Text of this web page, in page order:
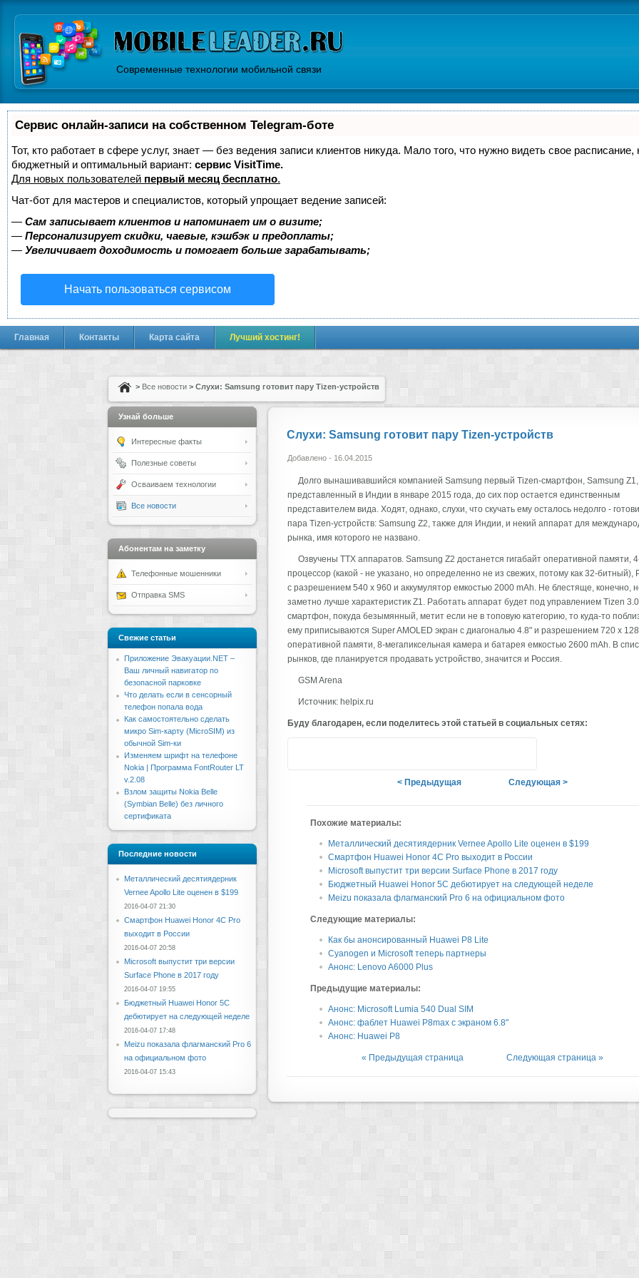
Современные технологии мобильной связи
Сервис онлайн-записи на собственном Telegram-боте
Тот, кто работает в сфере услуг, знает — без ведения записи клиентов никуда. Мало того, что нужно видеть свое
бюджетный и оптимальный вариант: сервис VisitTime.
Для новых пользователей первый месяц бесплатно.
Чат-бот для мастеров и специалистов, который упрощает ведение записей:
— Сам записывает клиентов и напоминает им о визите;
— Персонализирует скидки, чаевые, кэшбэк и предоплаты;
— Увеличивает доходимость и помогает больше зарабатывать;
Начать пользоваться сервисом
Главная Контакты Карта сайта Лучший хостинг!
> Все новости > Слухи: Samsung готовит пару Tizen-устройств
Слухи: Samsung готовит пару Tizen-устройств
Добавлено - 16.04.2015
Долго вынашивавшийся компанией Samsung первый Tizen-смартфон, Samsung Z1,
представленный в Индии в январе 2015 года, до сих пор остается единственным
представителем вида. Ходят, однако, слухи, что скучать ему осталось недолго -
пара Tizen-устройств: Samsung Z2, также для Индии, и некий аппарат для
рынка, имя которого не названо.
Озвучены ТТХ аппаратов. Samsung Z2 достанется гигабайт оперативной памяти,
процессор (какой - не указано, но определенно не из свежих, потому как 32-битный),
с разрешением 540 x 960 и аккумулятор емкостью 2000 mAh. Не блестяще, конечно,
заметно лучше характеристик Z1. Работать аппарат будет под управлением Tizen
смартфон, покуда безымянный, метит если не в топовую категорию, то куда-то
ему приписываются Super AMOLED экран с диагональю 4.8" и разрешением 720 х
оперативной памяти, 8-мегапиксельная камера и батарея емкостью 2600 mAh. В
рынков, где планируется продавать устройство, значится и Россия.
GSM Arena
Источник: helpix.ru
Буду благодарен, если поделитесь этой статьей в социальных сетях:
< Предыдущая Следующая >
Похожие материалы:
Металлический десятиядерник Vernee Apollo Lite оценен в $199
Смартфон Huawei Honor 4C Pro выходит в России
Microsoft выпустит три версии Surface Phone в 2017 году
Бюджетный Huawei Honor 5C дебютирует на следующей неделе
Meizu показала флагманский Pro 6 на официальном фото
Следующие материалы:
Как бы анонсированный Huawei P8 Lite
Cyanogen и Microsoft теперь партнеры
Анонс: Lenovo A6000 Plus
Предыдущие материалы:
Анонс: Microsoft Lumia 540 Dual SIM
Анонс: фаблет Huawei P8max с экраном 6.8"
Анонс: Huawei P8
« Предыдущая страница Следующая страница »
Узнай больше
Интересные факты
Полезные советы
Осваиваем технологии
Все новости
Абонентам на заметку
Телефонные мошенники
Отправка SMS
Свежие статьи
Приложение Эвакуации.NET –
Ваш личный навигатор по
безопасной парковке
Что делать если в сенсорный
телефон попала вода
Как самостоятельно сделать
микро Sim-карту (MicroSIM) из
обычной Sim-ки
Изменяем шрифт на телефоне
Nokia | Программа FontRouter LT
v.2.08
Взлом защиты Nokia Belle
(Symbian Belle) без личного
сертификата
Последние новости
Металлический десятиядерник
Vernee Apollo Lite оценен в $199
2016-04-07 21:30
Смартфон Huawei Honor 4C Pro
выходит в России
2016-04-07 20:58
Microsoft выпустит три версии
Surface Phone в 2017 году
2016-04-07 19:55
Бюджетный Huawei Honor 5C
дебютирует на следующей неделе
2016-04-07 17:48
Meizu показала флагманский Pro 6
на официальном фото
2016-04-07 15:43